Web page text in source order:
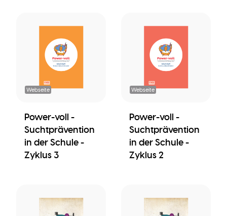
Webseite
Power-voll -
Suchtprävention
in der Schule -
Zyklus 3
Webseite
Power-voll -
Suchtprävention
in der Schule -
Zyklus 2